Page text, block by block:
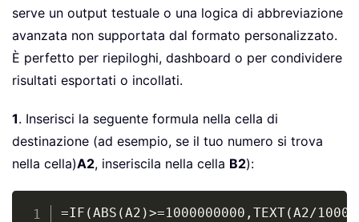
serve un output testuale o una logica di abbreviazione
avanzata non supportata dal formato personalizzato.
È perfetto per riepiloghi, dashboard o per condividere
risultati esportati o incollati.
1. Inserisci la seguente formula nella cella di
destinazione (ad esempio, se il tuo numero si trova
nella cella)A2, inseriscila nella cella B2):
=IF(ABS(A2)>=1000000000,TEXT(A2/
Copy